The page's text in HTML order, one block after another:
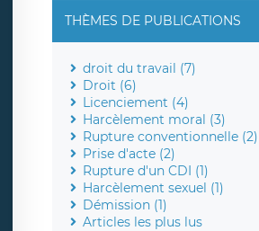
THÈMES DE PUBLICATIONS
droit du travail (7)
Droit (6)
Licenciement (4)
Harcèlement moral (3)
Rupture conventionnelle (2)
Prise d'acte (2)
Rupture d'un CDI (1)
Harcèlement sexuel (1)
Démission (1)
Articles les plus lus